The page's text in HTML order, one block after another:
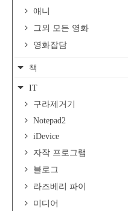
애니
그외 모든 영화
영화잡담
책
IT
구라제거기
Notepad2
iDevice
자작 프로그램
블로그
라즈베리 파이
미디어